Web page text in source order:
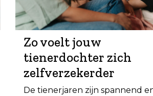
Zo voelt jouw
tienerdochter zich
zelfverzekerder
De tienerjaren zijn spannend